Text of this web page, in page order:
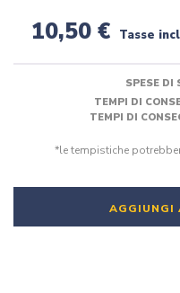
10,50 € Tasse
SPESE DI
TEMPI DI
TEMPI DI
*le tempistiche
AGGIUNGI